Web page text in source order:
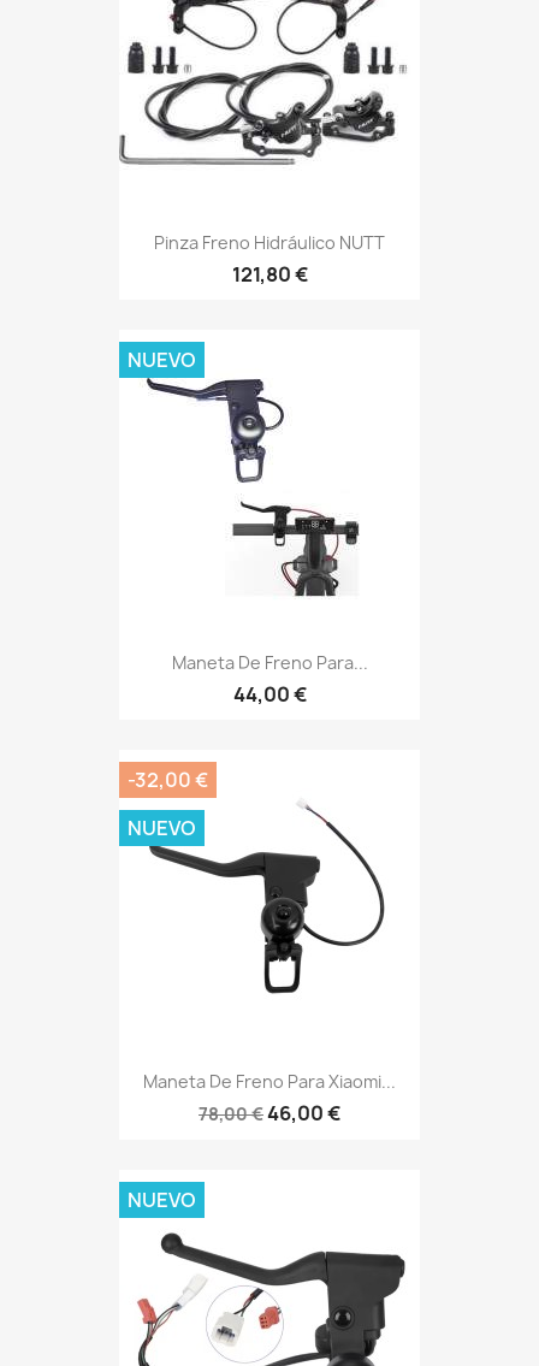
Pinza Freno Hidráulico NUTT
121,80 €
Maneta De Freno Para...
44,00 €
NUEVO
Maneta De Freno Para Xiaomi...
78,00 €46,00 €
-32,00 €
NUEVO
NUEVO